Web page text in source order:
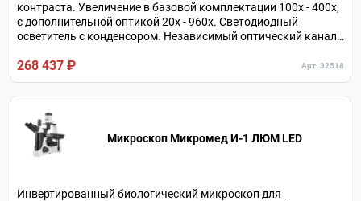
контраста. Увеличение в базовой комплектации 100х - 400х,
с дополнительной оптикой 20х - 960х. Светодиодный
осветитель с конденсором. Независимый оптический канал
до 5 кг. Револьверное устройство на 6 объективов.
268 437 ₽ Арт. 32518
Микроскоп Микромед И-1 ЛЮМ LED
Инвертированный биологический микроскоп для